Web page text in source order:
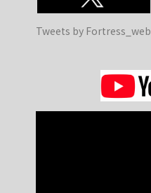
Tweets by Fortress_web